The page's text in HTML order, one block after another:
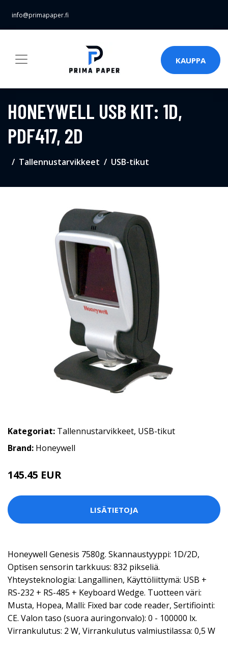
info@primapaper.fi
KAUPPA
HONEYWELL USB KIT: 1D,
PDF417, 2D
Tallennustarvikkeet USB-tikut
Kategoriat: Tallennustarvikkeet, USB-tikut
Brand: Honeywell
145.45 EUR
LISÄTIETOJA
Honeywell Genesis 7580g. Skannaustyyppi: 1D/2D,
Optisen sensorin tarkkuus: 832 pikseliä.
Yhteysteknologia: Langallinen, Käyttöliittymä: USB +
RS-232 + RS-485 + Keyboard Wedge. Tuotteen väri:
Musta, Hopea, Malli: Fixed bar code reader, Sertifiointi:
CE. Valon taso (suora auringonvalo): 0 - 100000 lx.
Virrankulutus: 2 W, Virrankulutus valmiustilassa: 0,5 W